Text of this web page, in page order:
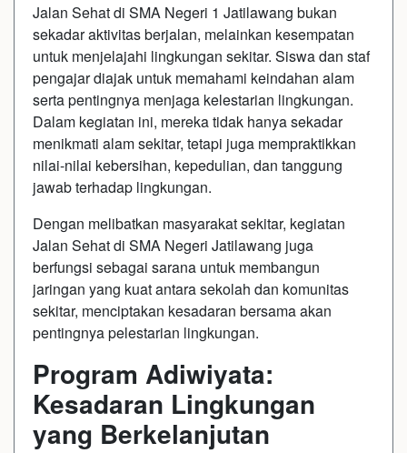
Jalan Sehat di SMA Negeri 1 Jatilawang bukan
sekadar aktivitas berjalan, melainkan kesempatan
untuk menjelajahi lingkungan sekitar. Siswa dan staf
pengajar diajak untuk memahami keindahan alam
serta pentingnya menjaga kelestarian lingkungan.
Dalam kegiatan ini, mereka tidak hanya sekadar
menikmati alam sekitar, tetapi juga mempraktikkan
nilai-nilai kebersihan, kepedulian, dan tanggung
jawab terhadap lingkungan.
Dengan melibatkan masyarakat sekitar, kegiatan
Jalan Sehat di SMA Negeri Jatilawang juga
berfungsi sebagai sarana untuk membangun
jaringan yang kuat antara sekolah dan komunitas
sekitar, menciptakan kesadaran bersama akan
pentingnya pelestarian lingkungan.
Program Adiwiyata:
Kesadaran Lingkungan
yang Berkelanjutan